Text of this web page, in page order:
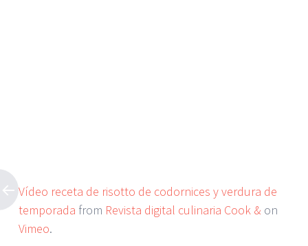
Vídeo receta de risotto de codornices y verdura de
temporada from Revista digital culinaria Cook & on
Vimeo.